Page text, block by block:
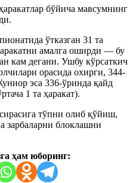
бўйича мавсумнинг
ўтказган 31 та
амалга оширди — бу
кам дегани. Ушбу кўрсаткич
орасида охирги, 344-
эса 336-ўринда қайд
1 та ҳаракат).
тўпни олиб қўйиш,
зарбаларни блоклашни
ҳам юборинг: